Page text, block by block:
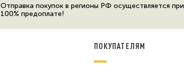
Отправка покупок в регионы РФ осуществляется при
100% предоплате!
ПОКУПАТЕЛЯМ